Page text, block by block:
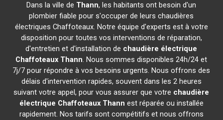
Dans la ville de Thann, les habitants ont besoin d'un
plombier fiable pour s'occuper de leurs chaudières
électriques Chaffoteaux. Notre équipe d'experts est à votre
disposition pour toutes vos interventions de réparation,
d'entretien et d'installation de chaudière électrique
Chaffoteaux Thann. Nous sommes disponibles 24h/24 et
7j/7 pour répondre à vos besoins urgents. Nous offrons des
délais d'intervention rapides, souvent dans les 2 heures
suivant votre appel, pour vous assurer que votre chaudière
électrique Chaffoteaux Thann est réparée ou installée
rapidement. Nos tarifs sont compétitifs et nous offrons